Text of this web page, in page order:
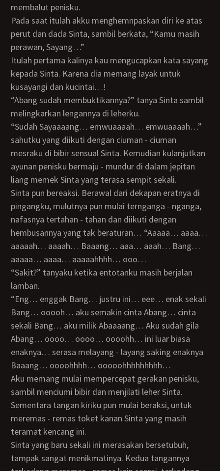
membalut penisku.
Pada saat itulah akku menghemnpaskan diri ke atas
perut dan dada Sinta, sambil berkata, “Kamu masih
perawan, Sayang…”
Itulah pertama kalinya kau mengucapkan kata sayang
kepada Sinta. Karena dia memang layak untuk
kusayangi dan kucintai…!
“Abang sudah membuktikannya?” tanya Sinta sambil
melingkarkan lengannya di leherku.
“Sudah Sayaaaang… emwuaaaah… emwuaaaah…”
sahutku yang diikuti dengan ciuman - ciuman
mesraku di bibir sensual Sinta. Kemudian kulanjutkan
ayunan penisku bermaju - mundur di dalam jepitan
liang memek Sinta yang terasa sempit sekali.
Sinta pun bereaksi. Berawal dari dekapan eratnya di
pingangku, mulutnya pun mulai ternganga - nganga,
nafasnya tertahan - tahan dan diikuti dengan
hembusannya yang tak beraturan… “Aaaaa… aaaa…
aaaaah… aaaah… Baaang… aaa… aaah… Bang…
aaaaa… aaaa… aaaaahhhh… ooo…
“Sakit?” tanyaku ketika entotanku masih berjalan
lamban.
“Eng… enggak Bang… justru ini… eee… enak sekali
Bang… ooooh… aku semakin cinta Abang… cinta
sekali Bang… aku milik Abaaaang… Aku sudah gila
Abang… oooo… oooo… oooohh… ini luar biasa
enaknya… serasa melayang - layang saking enaknya
Baaang… oooohhhh… ooooohhhhhhhhh…
Aku memang mulai mempercepat gerakan penisku,
sambil menciumi bibir dan menjilati leher Sinta.
Sementara tangan kiriku pun mulai beraksi, untuk
meremas - remas toket kanan Sinta yang masih
teramat kencang ini.
Sinta yang baru sekali ini merasakan bersetubuh,
tampak sangat menikmatinya. Kedua tangannya